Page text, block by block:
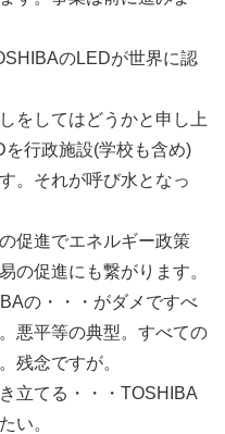
のLEDが世界に認
をしてはどうかと申し上
行政施設(学校も含め)
。それが呼び水となっ
促進でエネルギー政策
の促進にも繋がります。
の・・・がダメですべ
悪平等の典型。すべての
残念ですが。
立てる・・・TOSHIBA
い。